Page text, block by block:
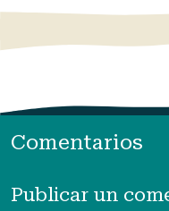
Comentarios
Publicar un